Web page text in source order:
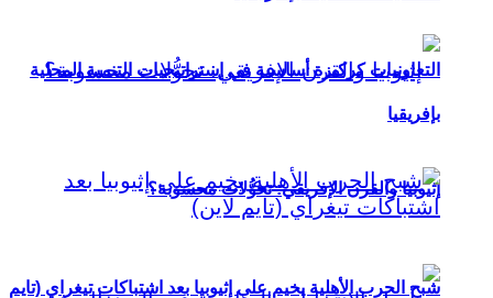
إثيوبيا والقرن الإفريقي: تحوُّلات محسوبة؟
التعاونيات كركيزة أساسية في إستراتيجيات التنمية المحلية
بإفريقيا
شبح الحرب الأهلية يخيم على إثيوبيا بعد اشتباكات تيغراي (تايم